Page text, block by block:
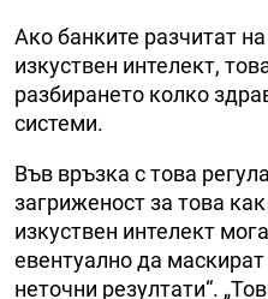
Ако банките разчитат
изкуствен интелект,
разбирането колко
системи.
Във връзка с това
загриженост за това
изкуствен интелект
евентуално да
неточни резултати“.